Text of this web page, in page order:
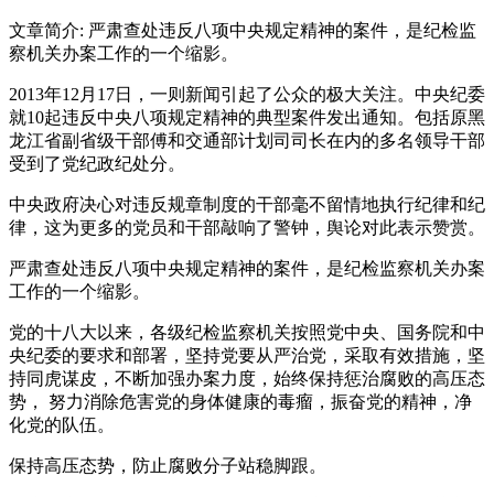
文章简介: 严肃查处违反八项中央规定精神的案件，是纪检监
察机关办案工作的一个缩影。
2013年12月17日，一则新闻引起了公众的极大关注。中央纪委
就10起违反中央八项规定精神的典型案件发出通知。包括原黑
龙江省副省级干部傅和交通部计划司司长在内的多名领导干部
受到了党纪政纪处分。
中央政府决心对违反规章制度的干部毫不留情地执行纪律和纪
律，这为更多的党员和干部敲响了警钟，舆论对此表示赞赏。
严肃查处违反八项中央规定精神的案件，是纪检监察机关办案
工作的一个缩影。
党的十八大以来，各级纪检监察机关按照党中央、国务院和中
央纪委的要求和部署，坚持党要从严治党，采取有效措施，坚
持同虎谋皮，不断加强办案力度，始终保持惩治腐败的高压态
势， 努力消除危害党的身体健康的毒瘤，振奋党的精神，净
化党的队伍。
保持高压态势，防止腐败分子站稳脚跟。